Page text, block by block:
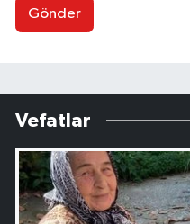
Gönder
Vefatlar